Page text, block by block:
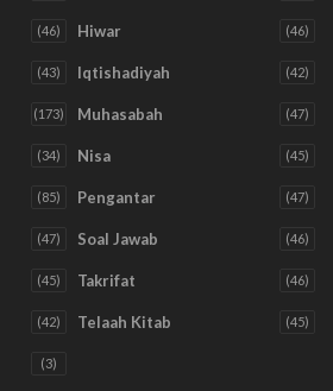
(46) Hiwar (46)
(43) Iqtishadiyah (42)
(173) Muhasabah (47)
(34) Nisa (45)
(85) Pengantar (47)
(47) Soal Jawab (46)
(45) Takrifat (46)
(42) Telaah Kitab (45)
(3)